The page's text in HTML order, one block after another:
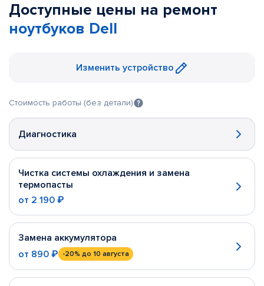
Доступные цены на ремонт
ноутбуков Dell
Изменить устройство
Стоимость работы (без детали)
Диагностика
Чистка системы охлаждения и замена
термопасты
от 2 190 ₽
Замена аккумулятора
от 890 ₽ -20% до 10 августа